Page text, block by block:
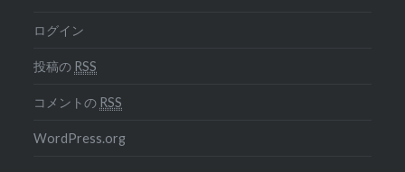
ログイン
投稿の RSS
コメントの RSS
WordPress.org